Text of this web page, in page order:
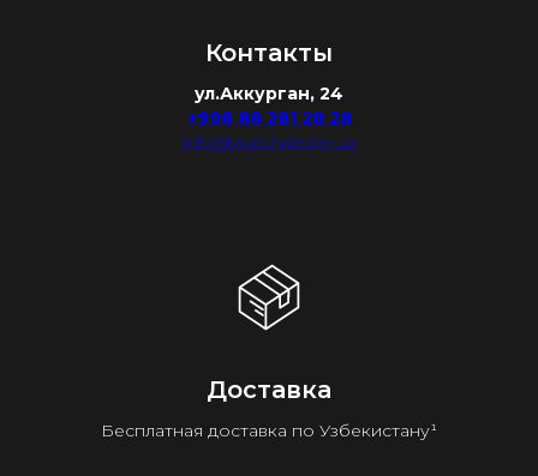
Контакты
ул.Аккурган, 24
+998 88 281 28 28
info@watchdealer.uz
Доставка
Бесплатная доставка по Узбекистану¹